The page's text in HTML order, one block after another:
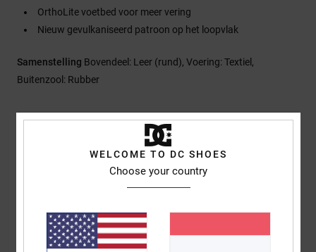
OrthoLite voetbed voor meer vering
Nieuw gevulkaniseerd patroon op het loopvlak
Samenstelling Bovendeel: Leer (rund), Voering: Textiel,
Buitenzool: Rubber
Reviews van klanten
Gemiddelde score
WELCOME TO DC SHOES
Choose your country